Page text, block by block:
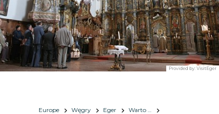
Provided by:VisitEger
Europe Węgry Eger
Warto zobaczyć